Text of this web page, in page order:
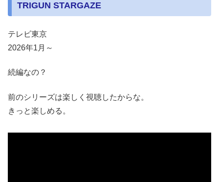
TRIGUN STARGAZE
テレビ東京
2026年1月～
続編なの？
前のシリーズは楽しく視聴したからな。
きっと楽しめる。